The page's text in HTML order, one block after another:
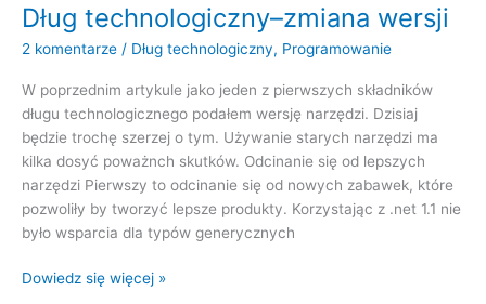
Dług technologiczny–zmiana wersji
2 komentarze / Dług technologiczny, Programowanie
W poprzednim artykule jako jeden z pierwszych składników
długu technologicznego podałem wersję narzędzi. Dzisiaj
będzie trochę szerzej o tym. Używanie starych narzędzi ma
kilka dosyć poważnch skutków. Odcinanie się od lepszych
narzędzi Pierwszy to odcinanie się od nowych zabawek, które
pozwoliły by tworzyć lepsze produkty. Korzystając z .net 1.1 nie
było wsparcia dla typów generycznych
Dług
Dowiedz się więcej »